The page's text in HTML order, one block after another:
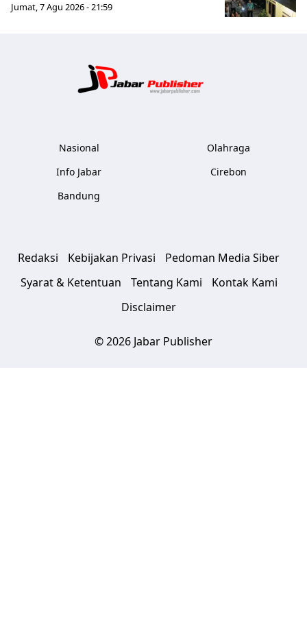
Jumat, 7 Agu 2026 - 21:59
Nasional
Info Jabar
Bandung
Olahraga
Cirebon
Redaksi Kebijakan Privasi
Pedoman Media Siber
Syarat & Ketentuan
Tentang Kami
Kontak Kami
Disclaimer
© 2026 Jabar Publisher